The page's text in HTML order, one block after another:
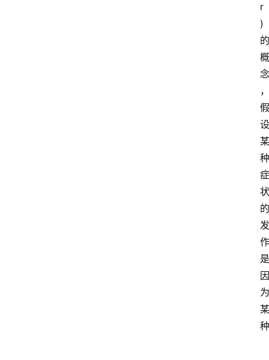
r
)
的
概
念
，
假
设
某
种
症
状
的
发
作
是
因
为
某
种